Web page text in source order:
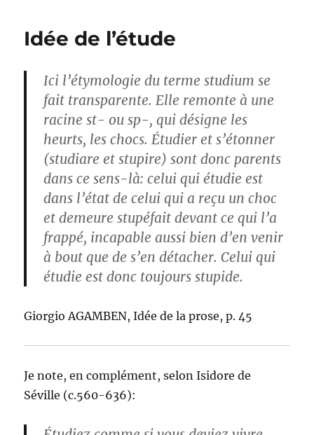
Idée de l’étude
Ici l’étymologie du terme studium se
fait transparente. Elle remonte à une
racine st- ou sp-, qui désigne les
heurts, les chocs. Étudier et s’étonner
(studiare et stupire) sont donc parents
dans ce sens-là: celui qui étudie est
dans l’état de celui qui a reçu un choc
et demeure stupéfait devant ce qui l’a
frappé, incapable aussi bien d’en venir
à bout que de s’en détacher. Celui qui
étudie est donc toujours stupide.
Giorgio AGAMBEN, Idée de la prose, p. 45
Je note, en complément, selon Isidore de
Séville (c.560-636):